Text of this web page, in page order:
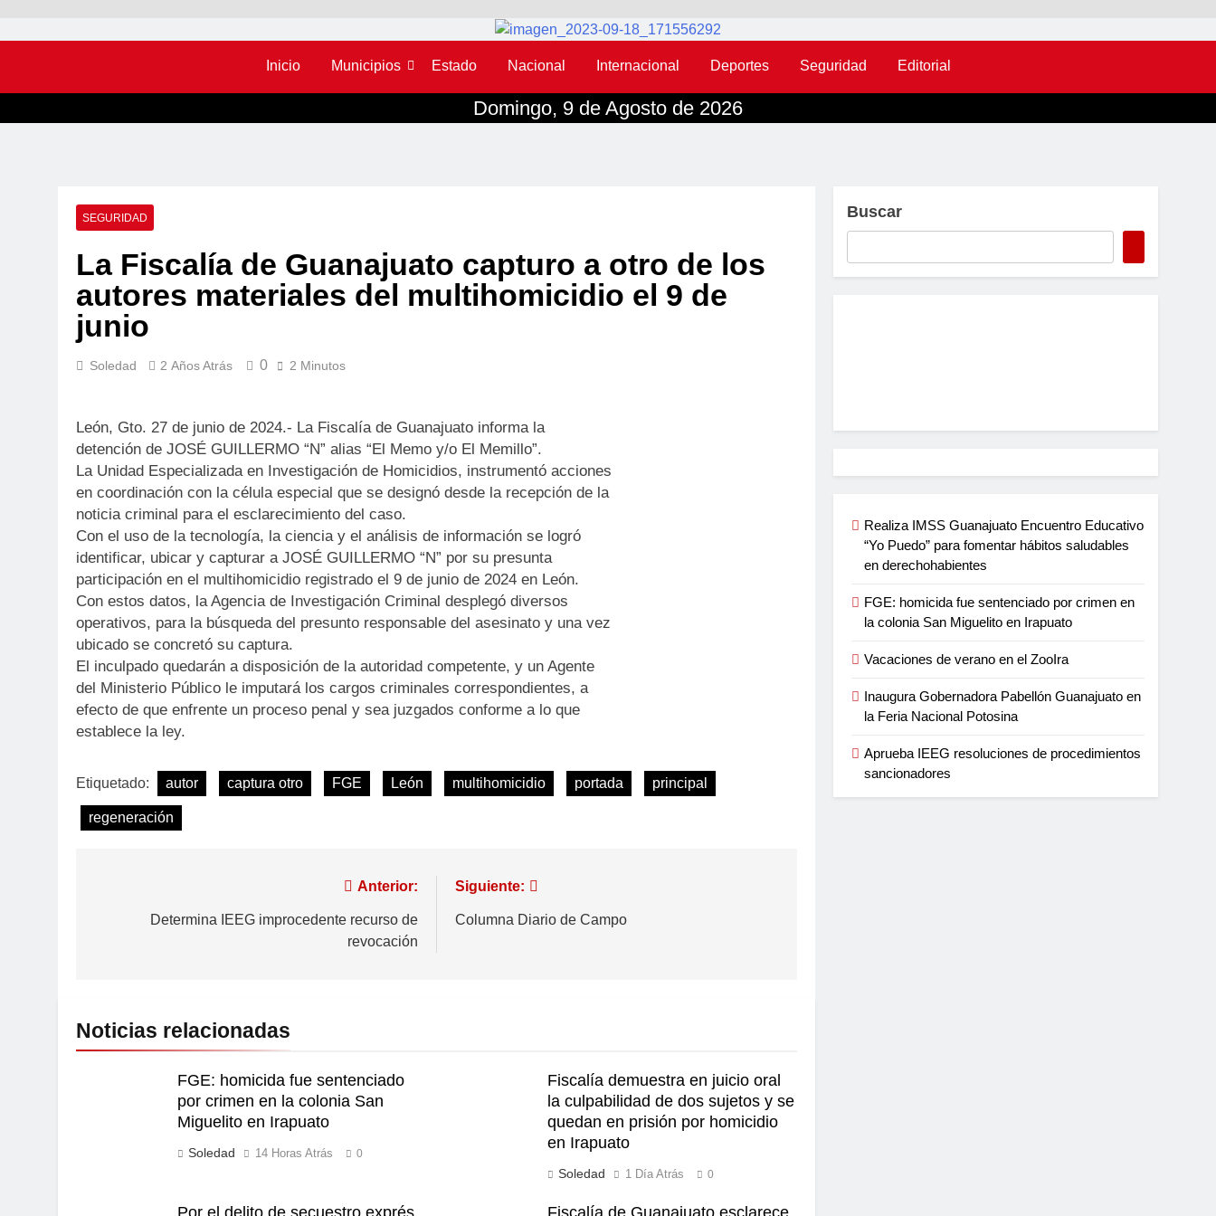
Inicio Municipios Estado Nacional Internacional Deportes Seguridad Editorial
Domingo, 9 de Agosto de 2026
SEGURIDAD
La Fiscalía de Guanajuato capturo a otro de los
autores materiales del multihomicidio el 9 de
junio
Soledad 2 Años Atrás 0 2 Minutos
León, Gto. 27 de junio de 2024.- La Fiscalía de Guanajuato informa la
detención de JOSÉ GUILLERMO “N” alias “El Memo y/o El Memillo”.
La Unidad Especializada en Investigación de Homicidios, instrumentó acciones
en coordinación con la célula especial que se designó desde la recepción de la
noticia criminal para el esclarecimiento del caso.
Con el uso de la tecnología, la ciencia y el análisis de información se logró
identificar, ubicar y capturar a JOSÉ GUILLERMO “N” por su presunta
participación en el multihomicidio registrado el 9 de junio de 2024 en León.
Con estos datos, la Agencia de Investigación Criminal desplegó diversos
operativos, para la búsqueda del presunto responsable del asesinato y una vez
ubicado se concretó su captura.
El inculpado quedarán a disposición de la autoridad competente, y un Agente
del Ministerio Público le imputará los cargos criminales correspondientes, a
efecto de que enfrente un proceso penal y sea juzgados conforme a lo que
establece la ley.
Etiquetado: autor captura otro FGE León multihomicidio portada principal
regeneración
Anterior:
Determina IEEG improcedente recurso de
revocación
Siguiente:
Columna Diario de Campo
Noticias relacionadas
FGE: homicida fue sentenciado
por crimen en la colonia San
Miguelito en Irapuato
Soledad 14 Horas Atrás 0
Fiscalía demuestra en juicio oral
la culpabilidad de dos sujetos y se
quedan en prisión por homicidio
en Irapuato
Soledad 1 Día Atrás 0
Por el delito de secuestro exprés Fiscalía de Guanajuato esclarece
Buscar
Realiza IMSS Guanajuato Encuentro Educativo
“Yo Puedo” para fomentar hábitos saludables
en derechohabientes
FGE: homicida fue sentenciado por crimen en
la colonia San Miguelito en Irapuato
Vacaciones de verano en el ZooIra
Inaugura Gobernadora Pabellón Guanajuato en
la Feria Nacional Potosina
Aprueba IEEG resoluciones de procedimientos
sancionadores